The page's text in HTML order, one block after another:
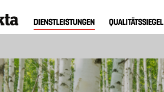
ny
DIENSTLEISTUNGEN QUALITÄTSSIEGEL